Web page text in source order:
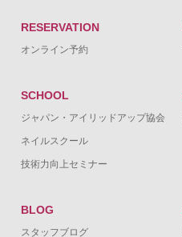
RESERVATION
オンライン予約
SCHOOL
ジャパン・アイリッドアップ協会
ネイルスクール
技術力向上セミナー
BLOG
スタッフブログ